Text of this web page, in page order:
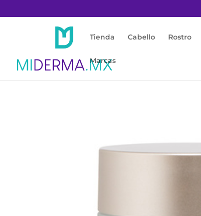
Tienda Cabello Rostro
Marcas